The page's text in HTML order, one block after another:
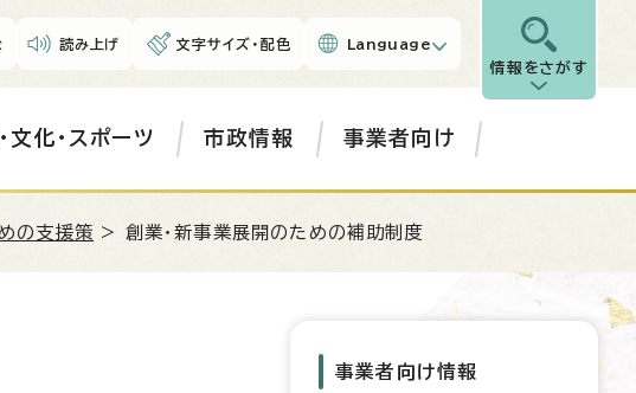
読み上げ 文字サイズ・配色 Language
情報をさがす
文化・スポーツ 市政情報 事業者向け
の支援策 > 創業・新事業展開のための補助制度
事業者向け情報